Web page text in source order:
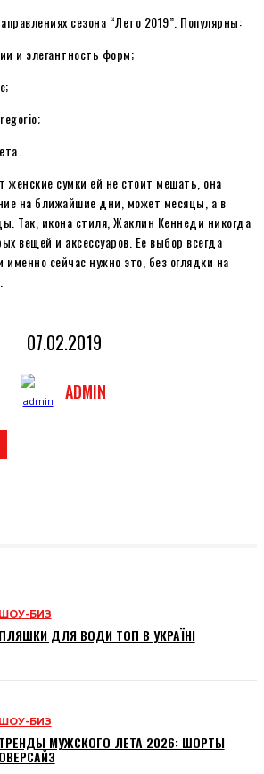
сезона “Лето 2019”. Популярны:
и элегантность форм;
сумки ей не стоит мешать, она
на ближайшие дни, может месяцы, а в
Так, икона стиля, Жаклин Кеннеди никогда
вещей и аксессуаров. Ее выбор всегда
именно сейчас нужно это, без оглядки на
07.02.2019
ADMIN
ШОУ-БИЗ
ПЛЯШКИ ДЛЯ ВОДИ ТОП В УКРАЇНІ
ШОУ-БИЗ
ТРЕНДЫ МУЖСКОГО ЛЕТА 2026: ШОРТЫ